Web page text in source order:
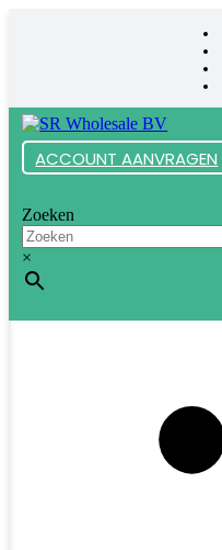
ACCOUNT AANVRAGEN
Zoeken
×